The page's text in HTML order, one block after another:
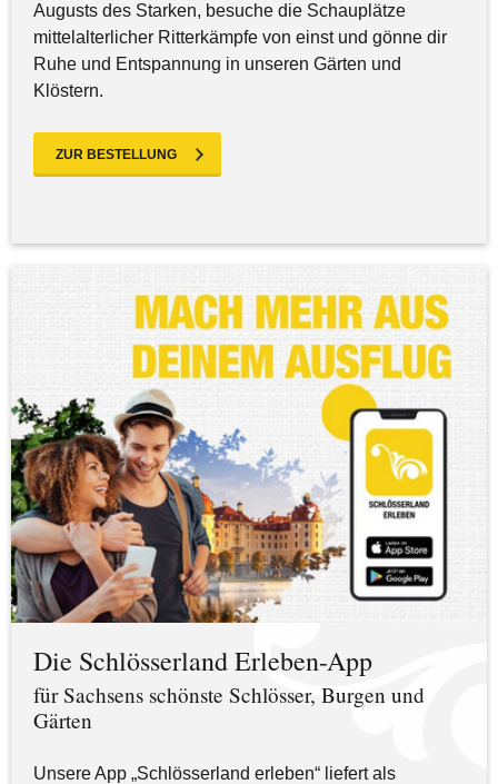
Augusts des Starken, besuche die Schauplätze
mittelalterlicher Ritterkämpfe von einst und gönne dir
Ruhe und Entspannung in unseren Gärten und
Klöstern.
ZUR BESTELLUNG
Die Schlösserland Erleben-App
für Sachsens schönste Schlösser, Burgen und
Gärten
Unsere App „Schlösserland erleben“ liefert als